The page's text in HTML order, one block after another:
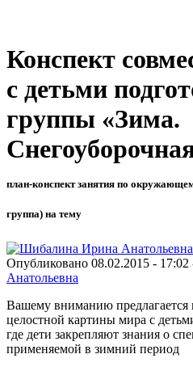
Конспект
с детьми
группы «Зима.
план-конспект занятия по
группа) на тему
Опубликовано 08.02.2015 - 17:02
Анатольевна
Вашему вниманию
целостной картины мира с
где дети закрепляют знания о
применяемой в зимний период